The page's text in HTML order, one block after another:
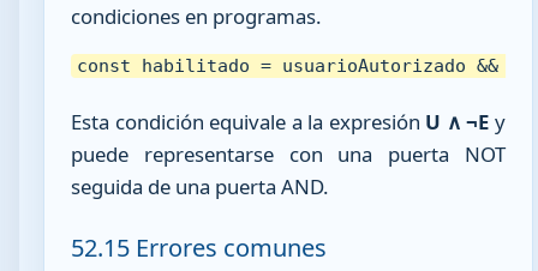
condiciones en programas.
const habilitado = usuarioAutorizado &&
Esta condición equivale a la expresión U ∧ ¬E y
puede representarse con una puerta NOT
seguida de una puerta AND.
52.15 Errores comunes